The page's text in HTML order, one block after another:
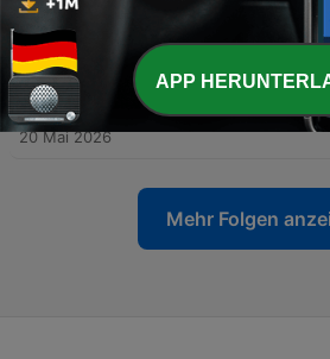
KI Experte Gary Lee Lauf
03 Jun. 2026
152 - #150 TITAN erwacht: Sven,
Strategien & das TradeNeon
20 Mai 2026
Mehr Folgen
APP